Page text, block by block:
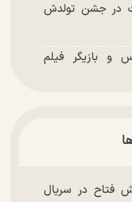
در جشن تولدش
و بازیگر فیلم
فتاح در سریال